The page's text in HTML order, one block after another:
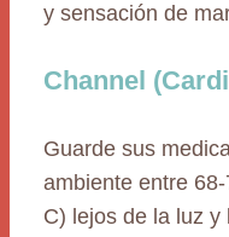
y sensación de
Channel
Guarde sus
ambiente entre
C) lejos de la luz